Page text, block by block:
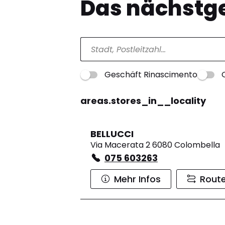
Das
Geschäft Rinascimento
areas.stores_in__locality
BELLUCCI
Via Macerata 2 6080 Colombella
075 603263
Mehr Infos